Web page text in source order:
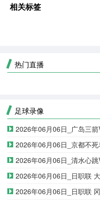
相关标签
热门直播
足球录像
2026年06月06日_广岛三箭VS川
2026年06月06日_京都不死鸟VS
2026年06月06日_清水心跳VS横
2026年06月06日_日职联 大阪钢
2026年06月06日_日职联 冈山绿